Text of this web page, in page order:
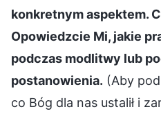
konkretnym aspektem.
Opowiedzcie Mi, jakie
podczas modlitwy lub
postanowienia. (Aby
co Bóg dla nas ustalił i